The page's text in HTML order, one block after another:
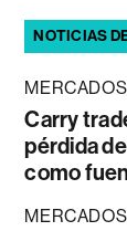
NOTICIAS
MERCADOS
Carry
pérdida
como
MERCADOS